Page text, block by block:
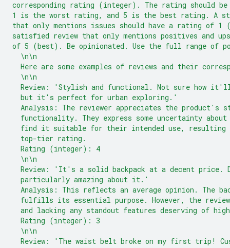
corresponding rating (integer). The rating should be
1 is the worst rating, and 5 is the best rating. A
that only mentions issues should have a rating of 1
satisfied review that only mentions positives and
of 5 (best). Be opinionated. Use the full range of
  \n\n
Here are some examples of reviews and their
  \n\n
Review: 'Stylish and functional. Not sure how
  but it's perfect for urban exploring.'
Analysis: The reviewer appreciates the product's
functionality. They express some uncertainty
find it suitable for their intended use, resulting
  top-tier rating.
  Rating (integer): 4
  \n\n
Review: 'It's a solid backpack at a decent price.
  particularly amazing about it.'
Analysis: This reflects an average opinion. The
fulfills its essential purpose. However, the
and lacking any standout features deserving of
  Rating (integer): 3
  \n\n
Review: 'The waist belt broke on my first trip!